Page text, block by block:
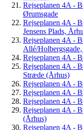
Rejseplanen 4A -
Ørumsgade
Rejseplanen 4A -
Jensens Plads,
Rejseplanen 4A -
Allé/
Rejseplanen 4A -
Rejseplanen 4A -
Stræde (Århus)
Rejseplanen 4A -
Rejseplanen 4A -
Rejseplanen 4A -
Rejseplanen 4A -
(Århus)
Rejseplanen 4A -